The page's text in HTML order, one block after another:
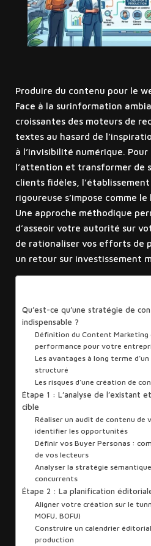
Produire du contenu pour le
Face à la surinformation
croissantes des moteurs de
textes au hasard de
à l’invisibilité numérique.
l’attention et transformer de
clients fidèles,
rigoureuse s’impose comme
Une approche méthodique
d’asseoir votre autorité sur
de rationaliser vos efforts de
un retour sur investissement
Qu’est-ce qu’une stratégie de
indispensable ?
Définition du Content
performance pour votre
Les avantages à long terme
structuré
Les risques d’une création de
Étape 1 : L’analyse de l’existant
cible
Réaliser un audit de contenu de
identifier les opportunités
Définir vos Buyer Personas :
de vos lecteurs
Analyser la stratégie
concurrents
Étape 2 : La planification
Aligner votre création sur le
MOFU, BOFU)
Construire un calendrier
production